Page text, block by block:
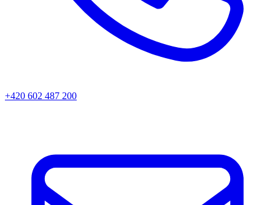
+420 602 487 200